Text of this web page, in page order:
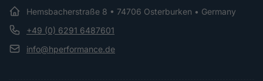
Hemsbacherstraße 8 • 74706 Osterburken • Germany
+49 (0) 6291 6487601
info@hperformance.de